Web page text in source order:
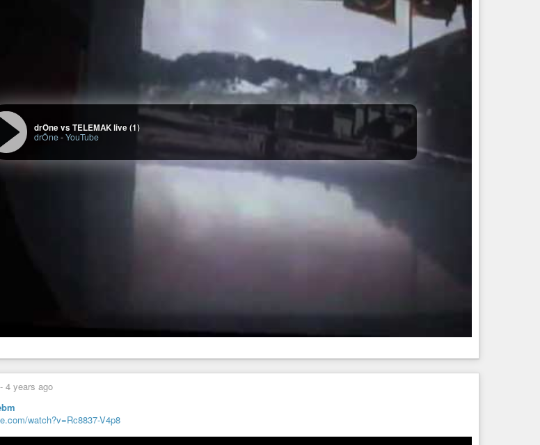
drÖne vs TELEMAK live (1)
drÖne-YouTube
- 4 years ago
watch?v=Rc8837-V4p8